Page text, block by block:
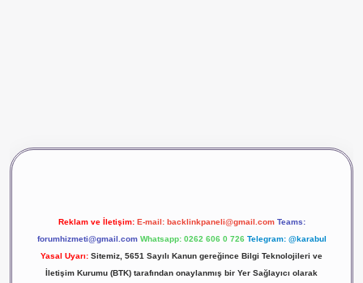
Reklam ve İletişim: E-mail: backlinkpaneli@gmail.com Teams:
forumhizmeti@gmail.com Whatsapp: 0262 606 0 726 Telegram: @karabul
Yasal Uyarı: Sitemiz, 5651 Sayılı Kanun gereğince Bilgi Teknolojileri ve
İletişim Kurumu (BTK) tarafından onaylanmış bir Yer Sağlayıcı olarak